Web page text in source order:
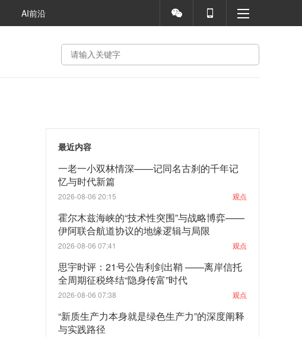
AI前沿
最近内容
一老一小双林情深——记同名古刹的千年记
忆与时代新篇
2026-08-06 20:15 观点
霍尔木兹海峡的“技术性突围”与战略博弈——
伊阿联合航道协议的地缘逻辑与局限
2026-08-06 07:41 观点
思宇时评：21号公告利剑出鞘 ——离岸信托
全周期征税终结“隐身传富”时代
2026-08-06 07:38 观点
“新质生产力本身就是绿色生产力”的深度阐释
与实践路径